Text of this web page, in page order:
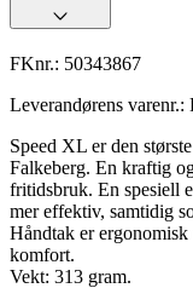
FKnr.: 50343867
Leverandørens varenr.:
Speed XL er den
Falkeberg. En kraftig
fritidsbruk. En spesiell
mer effektiv, samtidig
Håndtak er
komfort.
Vekt: 313 gram.